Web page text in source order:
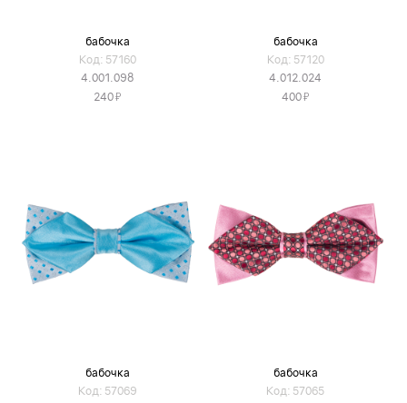
бабочка
Код: 57160
4.001.098
240Я
бабочка
Код: 57120
4.012.024
400Я
бабочка
Код: 57069
бабочка
Код: 57065